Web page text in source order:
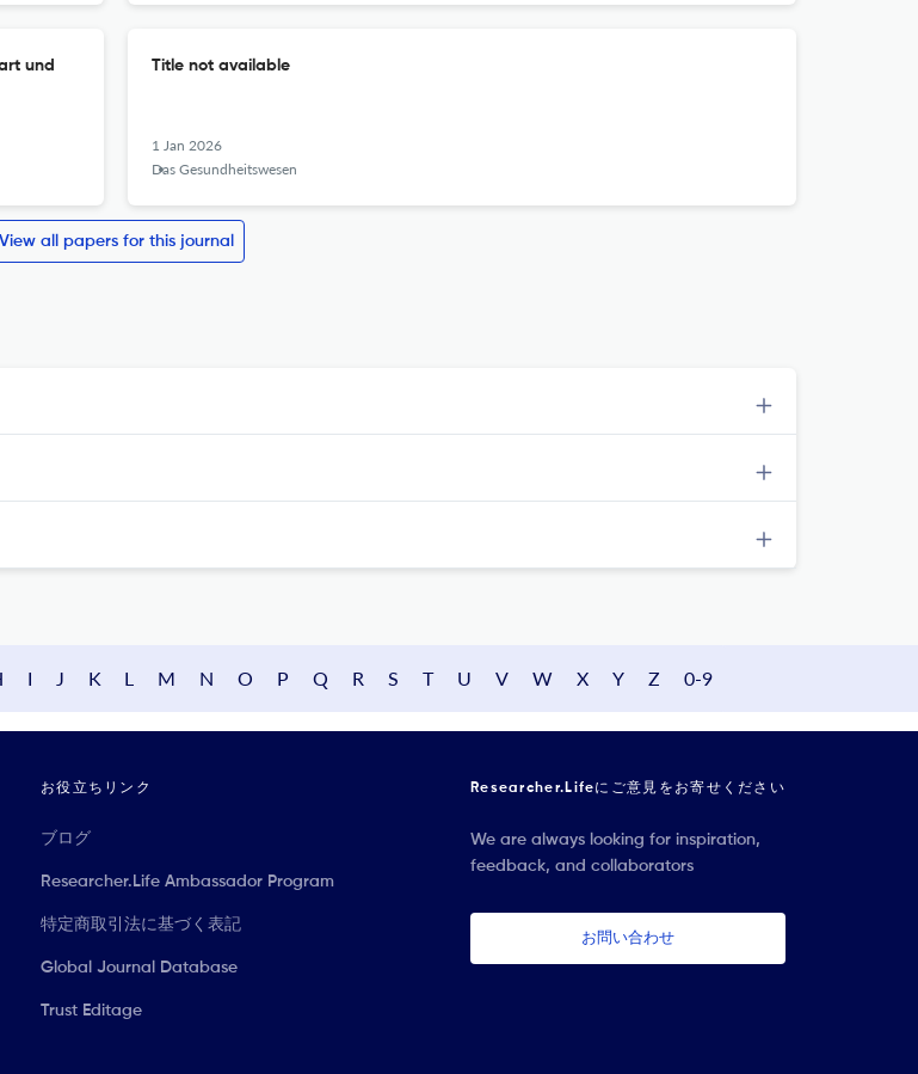
und
Title not available
1 Jan 2026
Das Gesundheitswesen
View all papers for this journal
I J K L M N O P Q R S T U V W X Y Z 0-9
お役立ちリンク
ブログ
Researcher.Life Ambassador Program
特定商取引法に基づく表記
Global Journal Database
Trust Editage
Researcher.Lifeにご意見をお寄せください
We are always looking for inspiration,
feedback, and collaborators
お問い合わせ